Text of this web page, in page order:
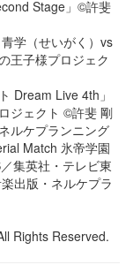
Stage」©許斐
学（せいがく）vs
王子様プロジェク
Dream Live 4th」
ジェクト ©許斐 剛
ルケプランニング
Match 氷帝学園
集英社・テレビ東
出版・ネルケプラ
Rights Reserved.